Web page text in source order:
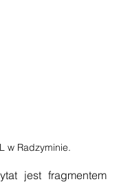
w Radzyminie.
jest fragmentem